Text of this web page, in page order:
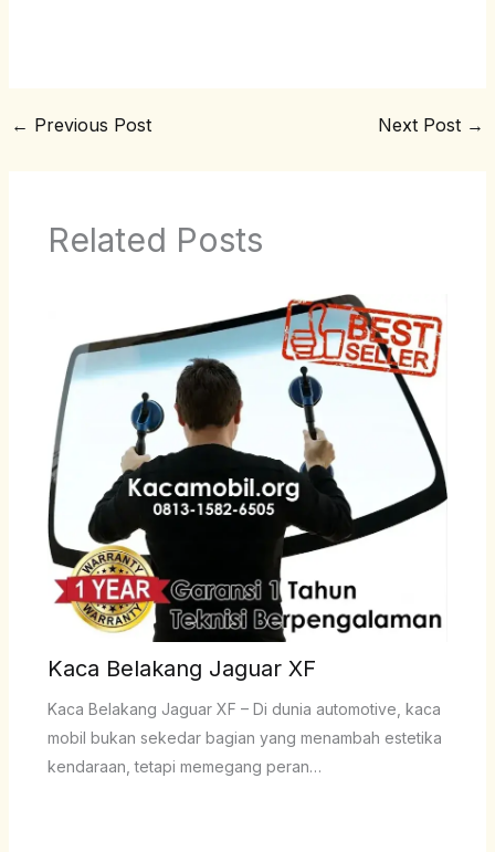
← Previous Post Next Post →
Related Posts
Kaca Belakang Jaguar XF
Kaca Belakang Jaguar XF – Di dunia automotive, kaca
mobil bukan sekedar bagian yang menambah estetika
kendaraan, tetapi memegang peran…